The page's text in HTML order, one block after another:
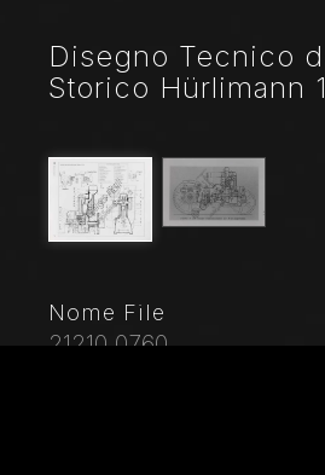
Disegno Tecnico
Storico Hürlimann
Nome File
21210_0760